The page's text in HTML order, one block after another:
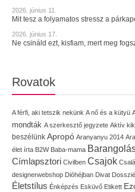
2026. június 11.
Mit tesz a folyamatos stressz a
2026. június 17.
Ne csináld ezt, kisfiam, mert meg
Rovatok
A férfi, aki tetszik nekünk A nő és a kütyü
mondták A szerkesztő jegyzete Aktív
beszélünk Apropó Aranyanyu 2014
élet írta B2W Baba-mama
Címlapsztori Civilben Csajok
designerwebshop Dióhéjban Divat Dosszié
Életstílus Énképzés Esküvő Etikett